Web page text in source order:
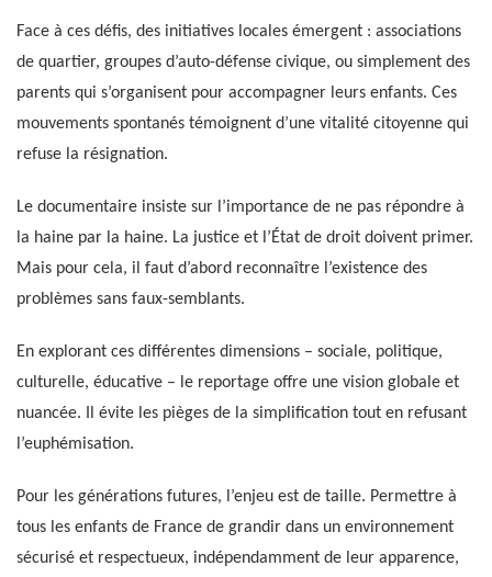
Face à ces défis, des initiatives locales émergent : associations
de quartier, groupes d’auto-défense civique, ou simplement des
parents qui s’organisent pour accompagner leurs enfants. Ces
mouvements spontanés témoignent d’une vitalité citoyenne qui
refuse la résignation.
Le documentaire insiste sur l’importance de ne pas répondre à
la haine par la haine. La justice et l’État de droit doivent primer.
Mais pour cela, il faut d’abord reconnaître l’existence des
problèmes sans faux-semblants.
En explorant ces différentes dimensions – sociale, politique,
culturelle, éducative – le reportage offre une vision globale et
nuancée. Il évite les pièges de la simplification tout en refusant
l’euphémisation.
Pour les générations futures, l’enjeu est de taille. Permettre à
tous les enfants de France de grandir dans un environnement
sécurisé et respectueux, indépendamment de leur apparence,